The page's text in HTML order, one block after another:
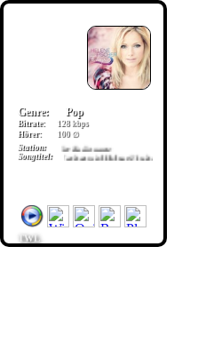
Station:
Ihr Radioname
Songtitel:
Farbenspiel Helene Fischer
Hörer: 100 ∅
Bitrate: 128 kbps
Genre: Pop
TWL